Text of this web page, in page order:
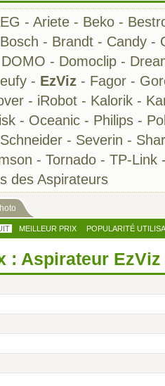
- Ariete - Beko -
Bosch - Brandt - Candy -
DOMO - Domoclip -
eufy - EzViz - Fagor -
- iRobot - Kalorik -
- Oceanic - Philips -
Schneider - Severin -
- Tornado - TP-Link
des Aspirateurs
MEILLEUR PRIX POPULARITÉ
: Aspirateur EzViz